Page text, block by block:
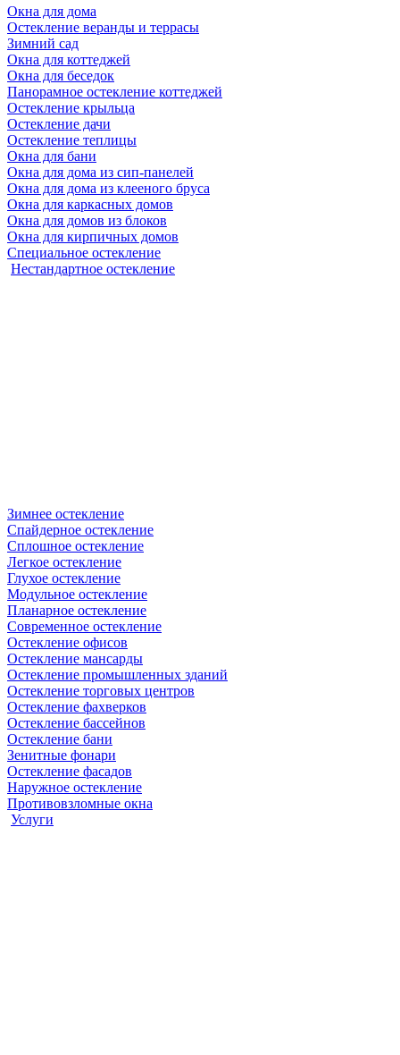
Окна для дома
Остекление веранды и террасы
Зимний сад
Окна для коттеджей
Окна для беседок
Панорамное остекление коттеджей
Остекление крыльца
Остекление дачи
Остекление теплицы
Окна для бани
Окна для дома из сип-панелей
Окна для дома из клееного бруса
Окна для каркасных домов
Окна для домов из блоков
Окна для кирпичных домов
Специальное остекление
Нестандартное остекление
Зимнее остекление
Спайдерное остекление
Сплошное остекление
Легкое остекление
Глухое остекление
Модульное остекление
Планарное остекление
Современное остекление
Остекление офисов
Остекление мансарды
Остекление промышленных зданий
Остекление торговых центров
Остекление фахверков
Остекление бассейнов
Остекление бани
Зенитные фонари
Остекление фасадов
Наружное остекление
Противовзломные окна
Услуги